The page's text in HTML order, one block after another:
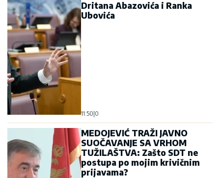
Dritana Abazovića i Ranka
Ubovića
11:50|0
MEDOJEVIĆ TRAŽI JAVNO
SUOČAVANJE SA VRHOM
TUŽILAŠTVA: Zašto SDT ne
postupa po mojim krivičnim
prijavama?